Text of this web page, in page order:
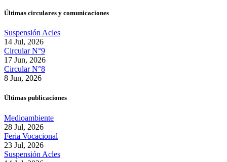
Últimas circulares y comunicaciones
Suspensión Acles
14 Jul, 2026
Circular N°9
17 Jun, 2026
Circular N°8
8 Jun, 2026
Últimas publicaciones
Medioambiente
28 Jul, 2026
Feria Vocacional
23 Jul, 2026
Suspensión Acles